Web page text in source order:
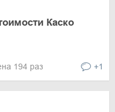
Каско
194 раз +1